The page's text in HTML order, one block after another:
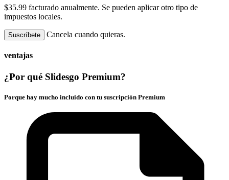
$35.99 facturado anualmente. Se pueden aplicar otro tipo de
impuestos locales.
Suscríbete Cancela cuando quieras.
ventajas
¿Por qué Slidesgo Premium?
Porque hay mucho incluido con tu suscripción Premium